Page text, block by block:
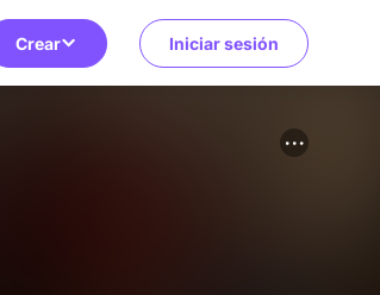
Crear Iniciar sesión